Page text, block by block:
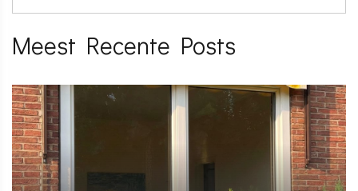
Meest Recente Posts